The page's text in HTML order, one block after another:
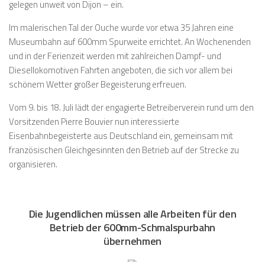
gelegen unweit von Dijon – ein.
Im malerischen Tal der Ouche wurde vor etwa 35 Jahren eine
Museumbahn auf 600mm Spurweite errichtet. An Wochenenden
und in der Ferienzeit werden mit zahlreichen Dampf- und
Diesellokomotiven Fahrten angeboten, die sich vor allem bei
schönem Wetter großer Begeisterung erfreuen.
Vom 9. bis 18. Juli lädt der engagierte Betreiberverein rund um den
Vorsitzenden Pierre Bouvier nun interessierte
Eisenbahnbegeisterte aus Deutschland ein, gemeinsam mit
französischen Gleichgesinnten den Betrieb auf der Strecke zu
organisieren.
Die Jugendlichen müssen alle Arbeiten für den
Betrieb der 600mm-Schmalspurbahn
übernehmen